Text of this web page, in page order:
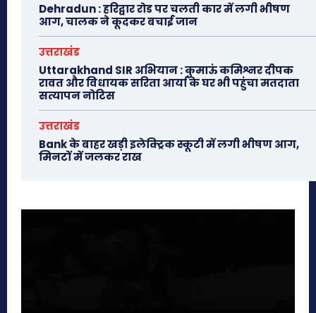
Dehradun : हरिद्वार रोड पर चलती कार में लगी भीषण
आग, चालक ने कूदकर बचाई जान
उत्तराखंड
Uttarakhand SIR अभियान : कुमाऊं कमिश्नर दीपक
रावत और विधायक सरिता आर्या के घर भी पहुंचा मतदाता
सत्यापन नोटिस
उत्तराखंड
Bank के बाहर खड़ी इलेक्ट्रिक स्कूटी में लगी भीषण आग,
मिनटों में जलकर राख